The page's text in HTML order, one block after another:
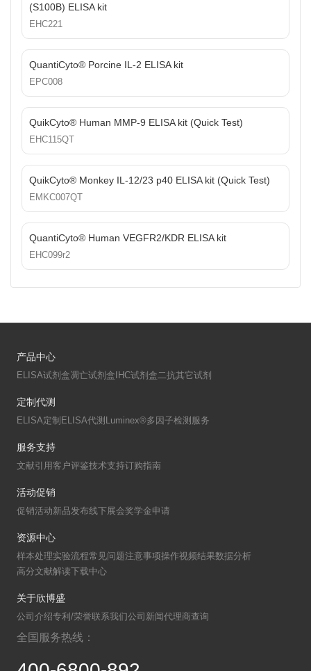
(S100B) ELISA kit
EHC221
QuantiCyto® Porcine IL-2 ELISA kit
EPC008
QuikCyto® Human MMP-9 ELISA kit (Quick Test)
EHC115QT
QuikCyto® Monkey IL-12/23 p40 ELISA kit (Quick Test)
EMKC007QT
QuantiCyto® Human VEGFR2/KDR ELISA kit
EHC099r2
产品中心
ELISA试剂盒凋亡试剂盒IHC试剂盒 二抗其它试剂
定制代测
ELISA定制ELISA代测Luminex®多因子检测服务
服务支持
文献引用客户评鉴技术支持订购指南
活动促销
促销活动新品发布线下展会奖学金申请
资源中心
样本处理实验流程常见问题注意事项操作视频结果数据分析
高分文献解读下载中心
关于欣博盛
公司介绍专利/荣誉联系我们公司新闻代理商查询
全国服务热线：